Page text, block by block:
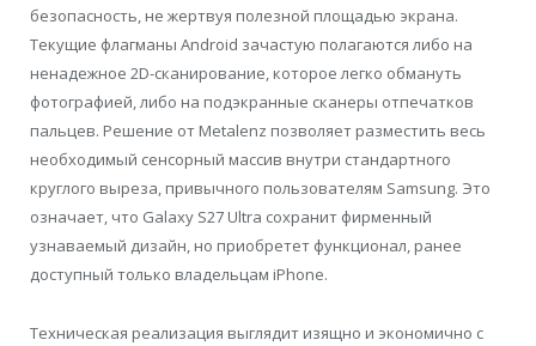
безопасность, не жертвуя полезной площадью экрана.
Текущие флагманы Android зачастую полагаются либо на
ненадежное 2D-сканирование, которое легко обмануть
фотографией, либо на подэкранные сканеры отпечатков
пальцев. Решение от Metalenz позволяет разместить весь
необходимый сенсорный массив внутри стандартного
круглого выреза, привычного пользователям Samsung. Это
означает, что Galaxy S27 Ultra сохранит фирменный
узнаваемый дизайн, но приобретет функционал, ранее
доступный только владельцам iPhone.
Техническая реализация выглядит изящно и экономично с